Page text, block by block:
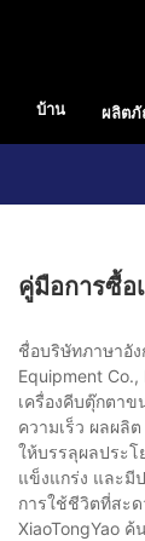
บ้าน ผลิต
คู่มือการซื้อ
ชื่อบริษัทภาษาอัง
Equipment
เครื่องคีบตุ๊กตา
ความเร็ว ผลผลิ
ให้บรรลุผลประ
แข็งแกร่ง และมี
การใช้ชีวิตที่สะ
XiaoTongYao